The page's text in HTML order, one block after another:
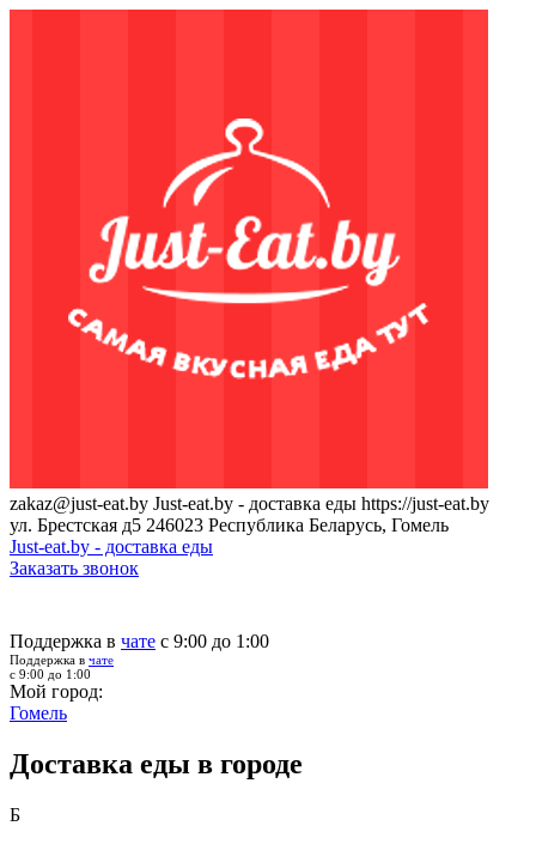
zakaz@just-eat.by Just-eat.by - доставка еды https://just-eat.by
ул. Брестская д5 246023 Республика Беларусь, Гомель
Just-eat.by - доставка еды
Заказать звонок
Поддержка в чате с 9:00 до 1:00
Поддержка в чате
с 9:00 до 1:00
Мой город:
Гомель
Доставка еды в городе
Б